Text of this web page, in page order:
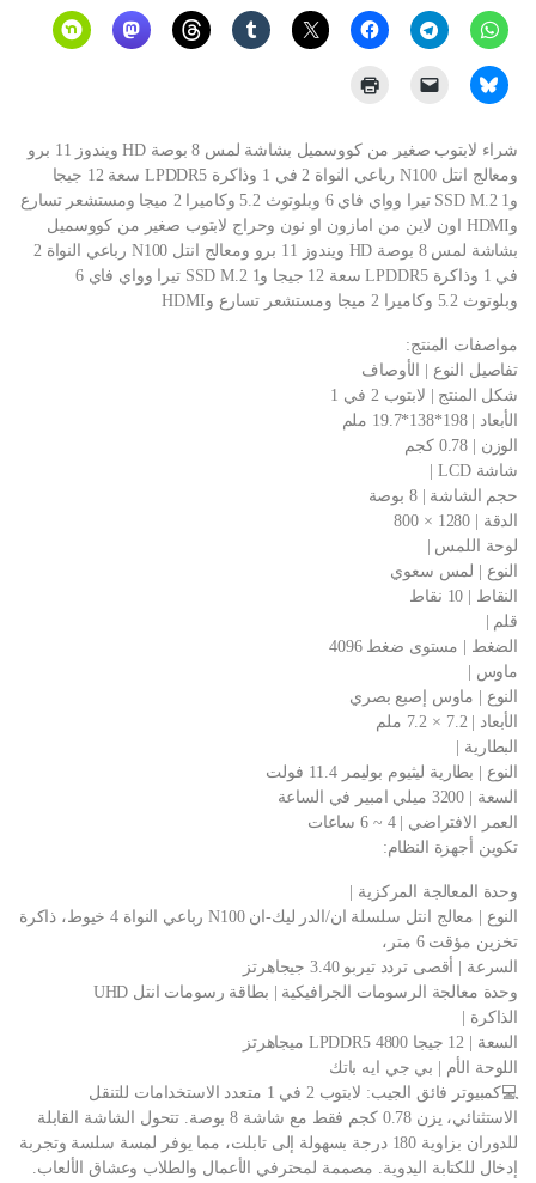
شراء لابتوب صغير من كووسميل بشاشة لمس 8 بوصة HD ويندوز 11 برو
ومعالج انتل N100 رباعي النواة 2 في 1 وذاكرة LPDDR5 سعة 12 جيجا
وSSD M.2 1 تيرا وواي فاي 6 وبلوتوث 5.2 وكاميرا 2 ميجا ومستشعر تسارع
وHDMI اون لاين من امازون او نون وحراج لابتوب صغير من كووسميل
بشاشة لمس 8 بوصة HD ويندوز 11 برو ومعالج انتل N100 رباعي النواة 2
في 1 وذاكرة LPDDR5 سعة 12 جيجا وSSD M.2 1 تيرا وواي فاي 6
وبلوتوث 5.2 وكاميرا 2 ميجا ومستشعر تسارع وHDMI
مواصفات المنتج:
تفاصيل النوع | الأوصاف
شكل المنتج | لابتوب 2 في 1
الأبعاد | 198*138*19.7 ملم
الوزن | 0.78 كجم
شاشة LCD |
حجم الشاشة | 8 بوصة
الدقة | 1280 × 800
لوحة اللمس |
النوع | لمس سعوي
النقاط | 10 نقاط
قلم |
الضغط | مستوى ضغط 4096
ماوس |
النوع | ماوس إصبع بصري
الأبعاد | 7.2 × 7.2 ملم
البطارية |
النوع | بطارية ليثيوم بوليمر 11.4 فولت
السعة | 3200 ميلي امبير في الساعة
العمر الافتراضي | 4 ~ 6 ساعات
تكوين أجهزة النظام:
وحدة المعالجة المركزية |
النوع | معالج انتل سلسلة ان/الدر ليك-ان N100 رباعي النواة 4 خيوط، ذاكرة
تخزين مؤقت 6 متر،
السرعة | أقصى تردد تيربو 3.40 جيجاهرتز
وحدة معالجة الرسومات الجرافيكية | بطاقة رسومات انتل UHD
الذاكرة |
السعة | 12 جيجا LPDDR5 4800 ميجاهرتز
اللوحة الأم | بي جي ايه باتك
💻كمبيوتر فائق الجيب: لابتوب 2 في 1 متعدد الاستخدامات للتنقل
الاستثنائي، يزن 0.78 كجم فقط مع شاشة 8 بوصة. تتحول الشاشة القابلة
للدوران بزاوية 180 درجة بسهولة إلى تابلت، مما يوفر لمسة سلسة وتجربة
إدخال للكتابة اليدوية. مصممة لمحترفي الأعمال والطلاب وعشاق الألعاب.